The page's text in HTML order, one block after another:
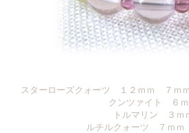
スターローズクォーツ １２ｍｍ ７ｍ
クンツァイト ６ｍ
トルマリン ３ｍ
ルチルクォーツ ７ｍ